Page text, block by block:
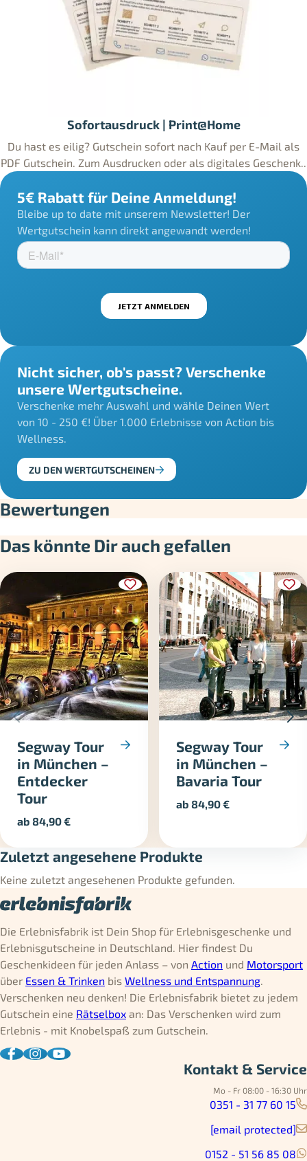
Sofortausdruck | Print@Home
Du hast es eilig? Gutschein sofort nach Kauf per E-Mail als
PDF Gutschein. Zum Ausdrucken oder als digitales Geschenk..
5€ Rabatt für Deine Anmeldung!
Bleibe up to date mit unserem Newsletter! Der
Wertgutschein kann direkt angewandt werden!
Nicht sicher, ob's passt? Verschenke
unsere Wertgutscheine.
Verschenke mehr Auswahl und wähle Deinen Wert
von 10 - 250 €! Über 1.000 Erlebnisse von Action bis
Wellness.
ZU DEN WERTGUTSCHEINEN
Bewertungen
Das könnte Dir auch gefallen
Segway Tour
in München –
Entdecker
Tour
ab84,90€
Segway Tour
in München –
Bavaria Tour
ab84,90€
Zuletzt angesehene Produkte
Keine zuletzt angesehenen Produkte gefunden.
Die Erlebnisfabrik ist Dein Shop für Erlebnisgeschenke und
Erlebnisgutscheine in Deutschland. Hier findest Du
Geschenkideen für jeden Anlass – von Action und Motorsport
über Essen & Trinken bis Wellness und Entspannung.
Verschenken neu denken! Die Erlebnisfabrik bietet zu jedem
Gutschein eine Rätselbox an: Das Verschenken wird zum
Erlebnis - mit Knobelspaß zum Gutschein.
Kontakt & Service
Mo - Fr 08:00 - 16:30 Uhr
0351 - 31 77 60 15
[email protected]
0152 - 51 56 85 08